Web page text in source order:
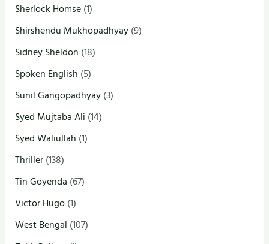
Sherlock Homse(1)
Shirshendu Mukhopadhyay(9)
Sidney Sheldon (18)
Spoken English (5)
Sunil Gangopadhyay(3)
Syed Mujtaba Ali (14)
Syed Waliullah (1)
Thriller(138)
Tin Goyenda (67)
Victor Hugo(1)
West Bengal (107)